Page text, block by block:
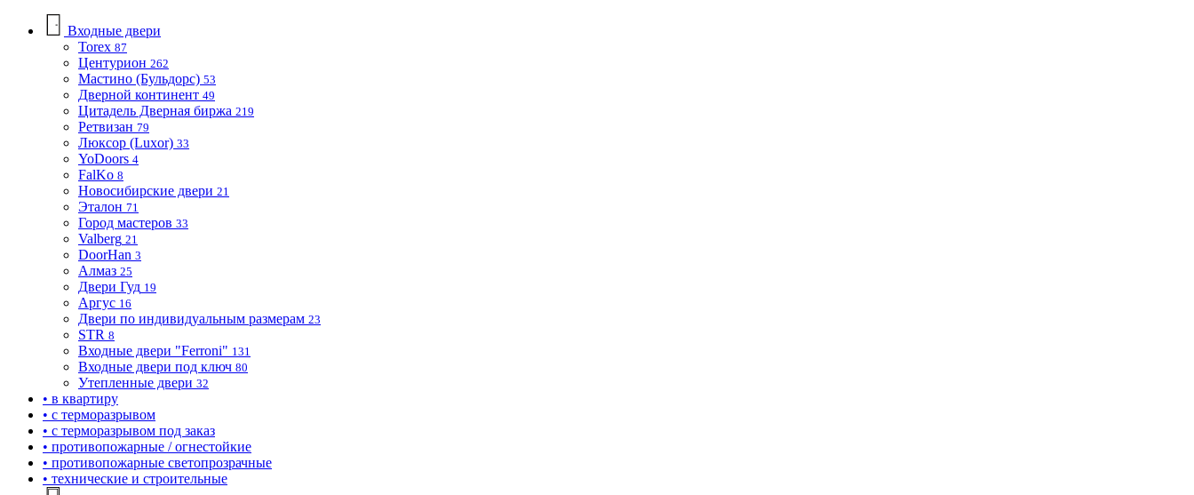
Входные двери
Torex 87
Центурион 262
Мастино (Бульдорс) 53
Дверной континент 49
Цитадель Дверная биржа 219
Ретвизан 79
Люксор (Luxor) 33
YoDoors 4
FalKo 8
Новосибирские двери 21
Эталон 71
Город мастеров 33
Valberg 21
DoorHan 3
Алмаз 25
Двери Гуд 19
Аргус 16
Двери по индивидуальным размерам 23
STR 8
Входные двери "Ferroni" 131
Входные двери под ключ 80
Утепленные двери 32
• в квартиру
• с терморазрывом
• с терморазрывом под заказ
• противопожарные / огнестойкие
• противопожарные светопрозрачные
• технические и строительные